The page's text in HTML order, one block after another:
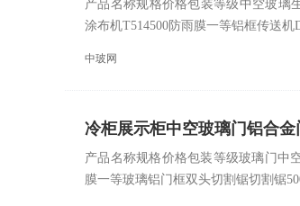
产品名称规格价格包装等级中空玻璃
涂布机T514500防雨膜一等铝框传送
中玻网
冷柜展示柜中空玻璃门铝合
产品名称规格价格包装等级玻璃门中
膜一等玻璃铝门框双头切割锯切割锯